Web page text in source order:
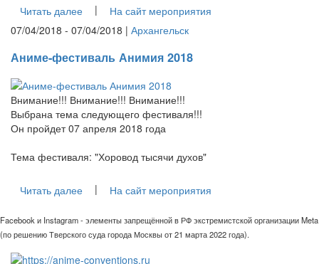
Читать далее
|
На сайт мероприятия
07/04/2018 - 07/04/2018 | Архангельск
Аниме-фестиваль Анимия 2018
Внимание!!! Внимание!!! Внимание!!!
Выбрана тема следующего фестиваля!!!
Он пройдет 07 апреля 2018 года
Тема фестиваля: "Хоровод тысячи духов"
Читать далее | На сайт мероприятия
Facebook и Instagram - элементы запрещённой в РФ экстремистской организации Meta
(по решению Тверского суда города Москвы от 21 марта 2022 года).